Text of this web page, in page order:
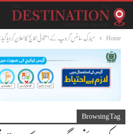
Home میٹرک سائنس گروپ کے امتحانی نتائج کا اعلان کردیا
Browsing Tag